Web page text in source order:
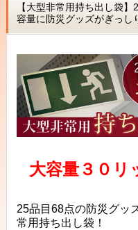
【大型非常用持ち出し袋
容量に防災グッズがぎっし
大容量３０リ
25品目68点の防災グッ
常用持ち出し袋！